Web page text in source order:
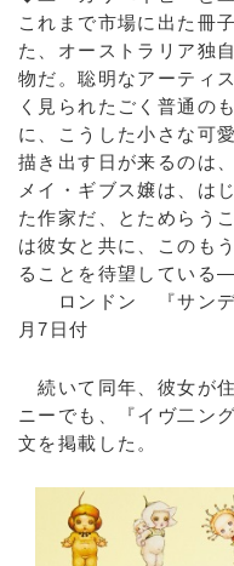
これまで市場に出た冊
た、オーストラリア独
物だ。聡明なアーティ
く見られたごく普通の
に、こうした小さな可
描き出す日が来るのは
メイ・ギブス嬢は、は
た作家だ、とためらう
は彼女と共に、このも
ることを待望してい
ロンドン 『サンデ
月7日付
続いて同年、彼女が
ニーでも、『イヴ二ン
文を掲載した。